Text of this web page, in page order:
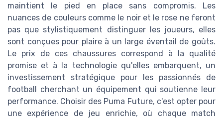
maintient le pied en place sans compromis. Les
nuances de couleurs comme le noir et le rose ne feront
pas que stylistiquement distinguer les joueurs, elles
sont conçues pour plaire à un large éventail de goûts.
Le prix de ces chaussures correspond à la qualité
promise et à la technologie qu'elles embarquent, un
investissement stratégique pour les passionnés de
football cherchant un équipement qui soutienne leur
performance. Choisir des Puma Future, c'est opter pour
une expérience de jeu enrichie, où chaque match